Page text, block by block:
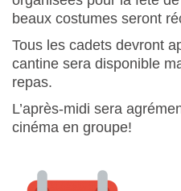
beaux costumes seront
Tous les cadets devront
cantine sera disponible
repas.
L’après-midi sera
cinéma en groupe!